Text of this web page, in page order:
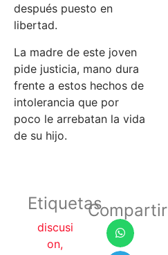
después puesto en
libertad.
La madre de este joven
pide justicia, mano dura
frente a estos hechos de
intolerancia que por
poco le arrebatan la vida
de su hijo.
Etiquetas
discusi
on,
Compartir